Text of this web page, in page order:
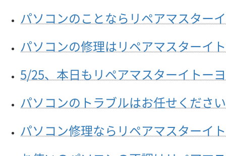
パソコンのことならリペアマスター
パソコンの修理はリペアマスターイ
5/25、本日もリペアマスターイトー
パソコンのトラブルはお任せくださ
パソコン修理ならリペアマスターイ